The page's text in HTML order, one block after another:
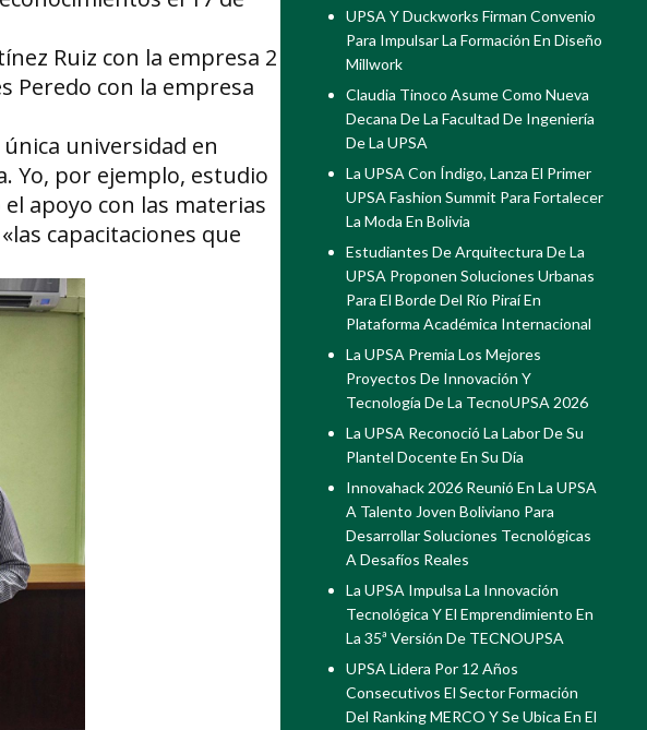
Ruiz con la empresa 2
Peredo con la empresa
universidad en
Yo, por ejemplo, estudio
apoyo con las materias
capacitaciones que
UPSA Y Duckworks Firman Convenio
Para Impulsar La Formación En Diseño
Millwork
Claudia Tinoco Asume Como Nueva
Decana De La Facultad De Ingeniería
De La UPSA
La UPSA Con Índigo, Lanza El Primer
UPSA Fashion Summit Para Fortalecer
La Moda En Bolivia
Estudiantes De Arquitectura De La
UPSA Proponen Soluciones Urbanas
Para El Borde Del Río Piraí En
Plataforma Académica Internacional
La UPSA Premia Los Mejores
Proyectos De Innovación Y
Tecnología De La TecnoUPSA 2026
La UPSA Reconoció La Labor De Su
Plantel Docente En Su Día
Innovahack 2026 Reunió En La UPSA
A Talento Joven Boliviano Para
Desarrollar Soluciones Tecnológicas
A Desafíos Reales
La UPSA Impulsa La Innovación
Tecnológica Y El Emprendimiento En
La 35ª Versión De TECNOUPSA
UPSA Lidera Por 12 Años
Consecutivos El Sector Formación
Del Ranking MERCO Y Se Ubica En El